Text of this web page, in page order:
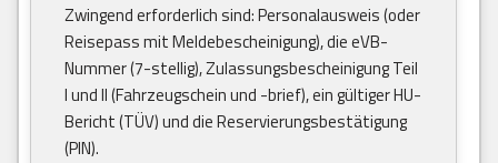
Zwingend erforderlich sind: Personalausweis (oder
Reisepass mit Meldebescheinigung), die eVB-
Nummer (7-stellig), Zulassungsbescheinigung Teil
I und II (Fahrzeugschein und -brief), ein gültiger HU-
Bericht (TÜV) und die Reservierungsbestätigung
(PIN).